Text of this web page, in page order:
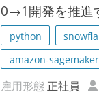
0→1開発を推進
python
amazon-sagemaker
雇用形態 正社員